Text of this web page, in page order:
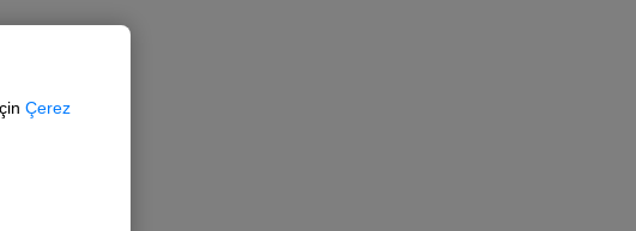
Çerez